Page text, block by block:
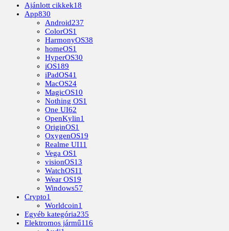
Ajánlott cikkek18
App830
Android237
ColorOS1
HarmonyOS38
homeOS1
HyperOS30
iOS189
iPadOS41
MacOS24
MagicOS10
Nothing OS1
One UI62
OpenKylin1
OriginOS1
OxygenOS19
Realme UI11
Vega OS1
visionOS13
WatchOS11
Wear OS19
Windows57
Crypto1
Worldcoin1
Egyéb kategória235
Elektromos jármű116